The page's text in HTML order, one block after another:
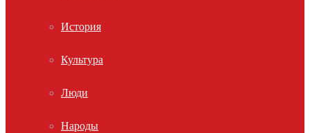
История
Культура
Люди
Народы